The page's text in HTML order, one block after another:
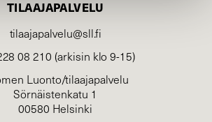
TILAAJAPALVELU
tilaajapalvelu@sll.fi
08 210 (arkisin klo 9-15)
Luonto/tilaajapalvelu
Sörnäistenkatu 1
00580 Helsinki